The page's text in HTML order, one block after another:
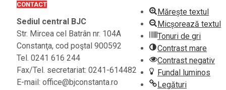
CONTACT
Sediul central BJC
Str. Mircea cel Batrân nr. 104A
Constanţa, cod poştal 900592
Tel. 0241 616 244
Fax/Tel. secretariat: 0241-614482
E-mail: office@bjconstanta.ro
Mărește textul
Micșorează textul
Tonuri de gri
Contrast mare
Contrast negativ
Fundal luminos
Legături